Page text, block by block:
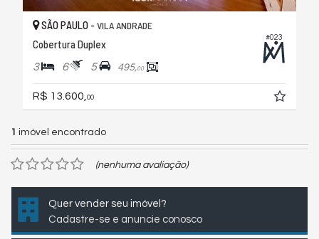
#023
SÃO PAULO - VILA ANDRADE
Cobertura Duplex
3 6 5 495,00
R$ 13.600, 00
1 imóvel encontrado
(nenhuma avaliação)
Quer vender seu imóvel?
Cadastre-se e anuncie conosco